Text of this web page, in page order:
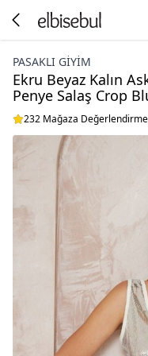
PASAKLI GIYIM
Ekru Beyaz Kalın
Penye Salaş Crop
232 Mağaza